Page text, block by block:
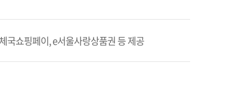
국쇼핑페이, e서울사랑상품권 등 제공